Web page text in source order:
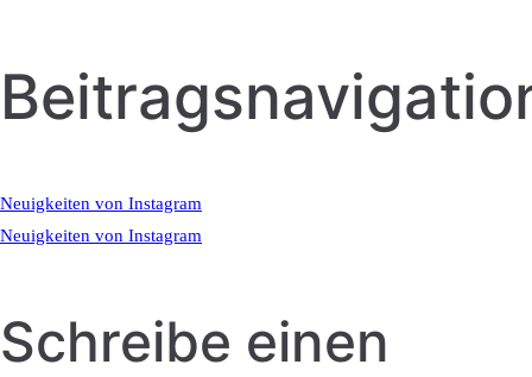
Neuigkeiten von Instagram
Neuigkeiten von Instagram
Schreibe einen